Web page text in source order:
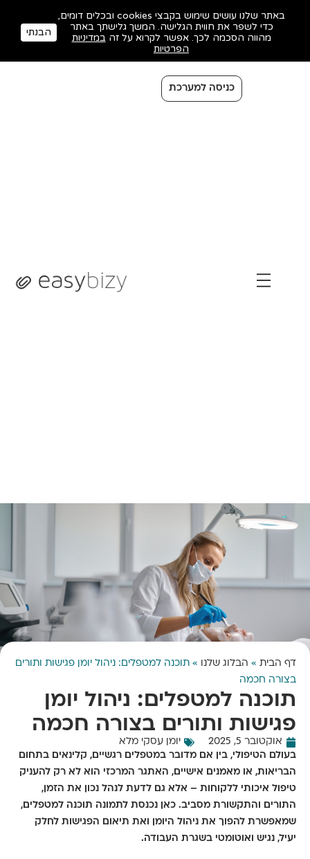
כניסה למערכת
דף הבית » הבלוג שלנו » תוכנה למטפלים: ניהול יומן פגישות ותורים
בצורה חכמה
תוכנה למטפלים: ניהול יומן
פגישות ותורים בצורה חכמה
אוקטובר 5, 2025
יומן עסקי מלא
בעולם הטיפולי, בין אם מדובר במטפלים רגשיים, קלינאים בתחום
הבריאות, או מאמנים אישיים, האתגר המרכזי הוא לא רק להעניק
טיפול איכותי ללקוחות – אלא גם לדעת לנהל נכון את הזמן,
התורים והתקשורת מסביב. כאן נכנסת לתמונה תוכנה למטפלים ,
שמאפשרת להפוך את ניהול היומן ואת תיאום הפגישות לחלק
יעיל, נגיש ואוטומטי בשגרת העבודה.
באתר שלנו עושים שימוש בקבצי cookies ובכלים דומים,
כדי לשפר את חווית הגלישה. המשך גלישתך באתר
מהווה הסכמה לכך. אפשר לקרוא על זהבמדיניות
הפרטיות
הבנתי